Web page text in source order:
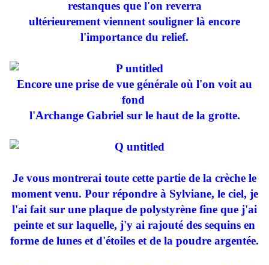
restanques que l'on reverra
ultérieurement viennent souligner là encore
l'importance du relief.
Encore une prise de vue générale où l'on voit au
fond
l'Archange Gabriel sur le haut de la grotte.
Je vous montrerai toute cette partie de la crèche le
moment venu. Pour répondre à Sylviane, le ciel, je
l'ai fait sur une plaque de polystyrène fine que j'ai
peinte et sur laquelle, j'y ai rajouté des sequins en
forme de lunes et d'étoiles et de la poudre argentée.